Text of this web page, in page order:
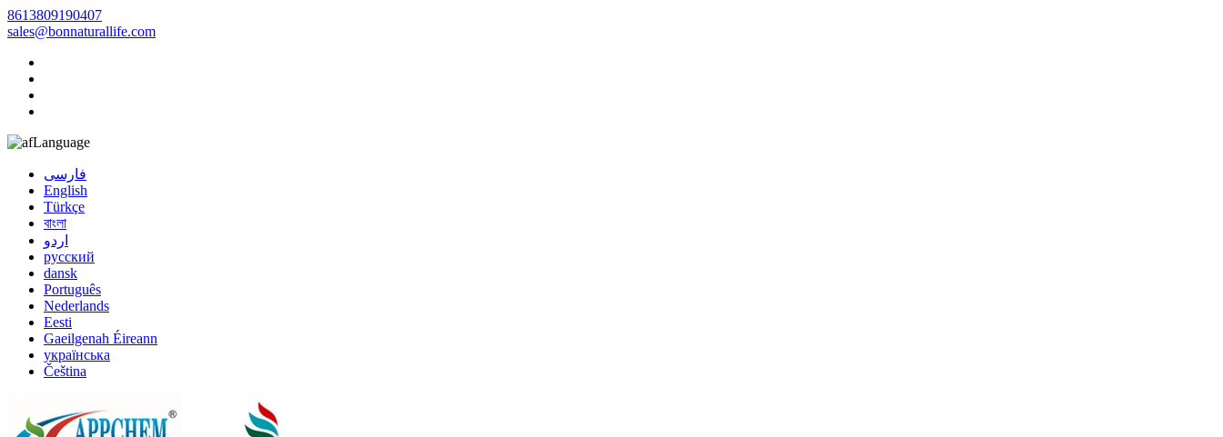
8613809190407
sales@bonnaturallife.com
Language
فارسی
English
Türkçe
বাংলা
اردو
русский
dansk
Português
Nederlands
Eesti
Gaeilgenah Éireann
українська
Čeština